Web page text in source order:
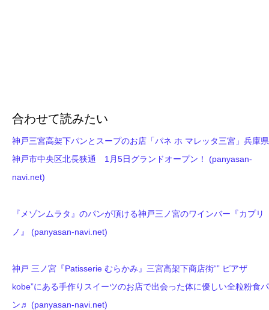
合わせて読みたい
神戸三宮高架下パンとスープのお店「パネ ホ マレッタ三宮」兵庫県
神戸市中央区北長狭通 1月5日グランドオープン！ (panyasan-
navi.net)
『メゾンムラタ』のパンが頂ける神戸三ノ宮のワインバー『カプリ
ノ』 (panyasan-navi.net)
神戸 三ノ宮『Patisserie むらかみ』三宮高架下商店街“” ピアザ
kobe”にある手作りスイーツのお店で出会った体に優しい全粒粉食パ
ン♬ (panyasan-navi.net)